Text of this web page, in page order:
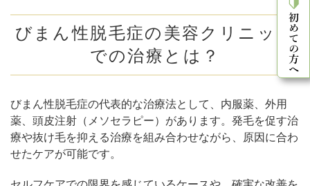
びまん性脱毛症の美容クリニック
での治療とは？
びまん性脱毛症の代表的な治療法として、内服薬、外用
薬、頭皮注射（メソセラピー）があります。発毛を促す治
療や抜け毛を抑える治療を組み合わせながら、原因に合わ
せたケアが可能です。